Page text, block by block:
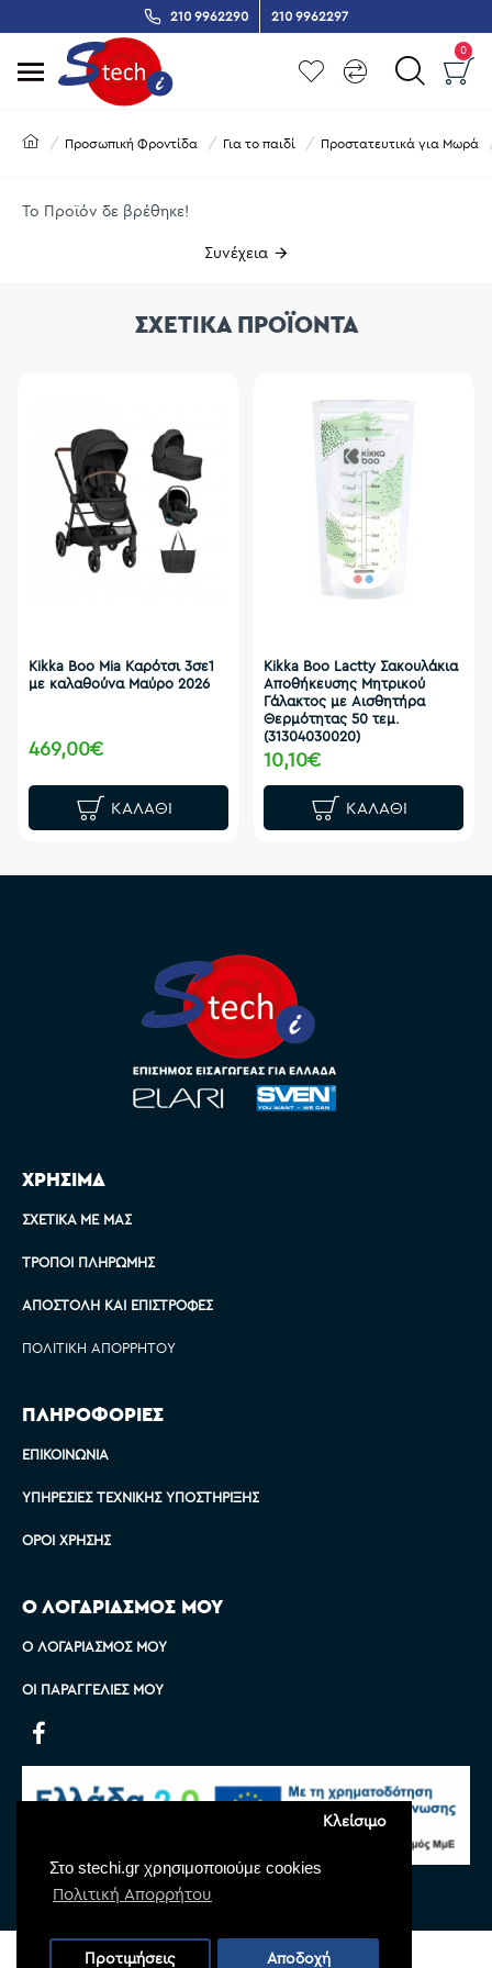
Στο stechi.gr χρησιμοποιούμε cookies
Πολιτική Απορρήτου
Κλείσιμο
Προτιμήσεις Αποδοχή
210 9962290 210 9962297
0
Προσωπική Φροντίδα Για το παιδί Προστατευτικά για Μωρά
Το Προϊόν δε βρέθηκε!
Συνέχεια
ΣΧΕΤΙΚΑ ΠΡΟΪΟΝΤΑ
Kikka Boo Mia Καρότσι 3σε1
με καλαθούνα Μαύρο 2026
469,00€
ΚΑΛΆΘΙ
Kikka Boo Lactty Σακουλάκια
Αποθήκευσης Μητρικού
Γάλακτος με Αισθητήρα
Θερμότητας 50 τεμ.
(31304030020)
10,10€
ΚΑΛΆΘΙ
ΧΡΗΣΙΜΑ
ΣΧΕΤΙΚΆ ΜΕ ΜΑΣ
ΤΡΌΠΟΙ ΠΛΗΡΩΜΉΣ
ΑΠΟΣΤΟΛΉ ΚΑΙ ΕΠΙΣΤΡΟΦΈΣ
ΠΟΛΙΤΙΚΉ ΑΠΟΡΡΉΤΟΥ
ΠΛΗΡΟΦΟΡΙΕΣ
ΕΠΙΚΟΙΝΩΝΊΑ
ΥΠΗΡΕΣΊΕΣ ΤΕΧΝΙΚΉΣ ΥΠΟΣΤΉΡΙΞΗΣ
ΌΡΟΙ ΧΡΉΣΗΣ
Ο ΛΟΓΑΡΙΑΣΜΟΣ ΜΟΥ
Ο ΛΟΓΑΡΙΑΣΜΌΣ ΜΟΥ
ΟΙ ΠΑΡΑΓΓΕΛΊΕΣ ΜΟΥ
Copyright © 2022 Stechi, All Rights Reserved